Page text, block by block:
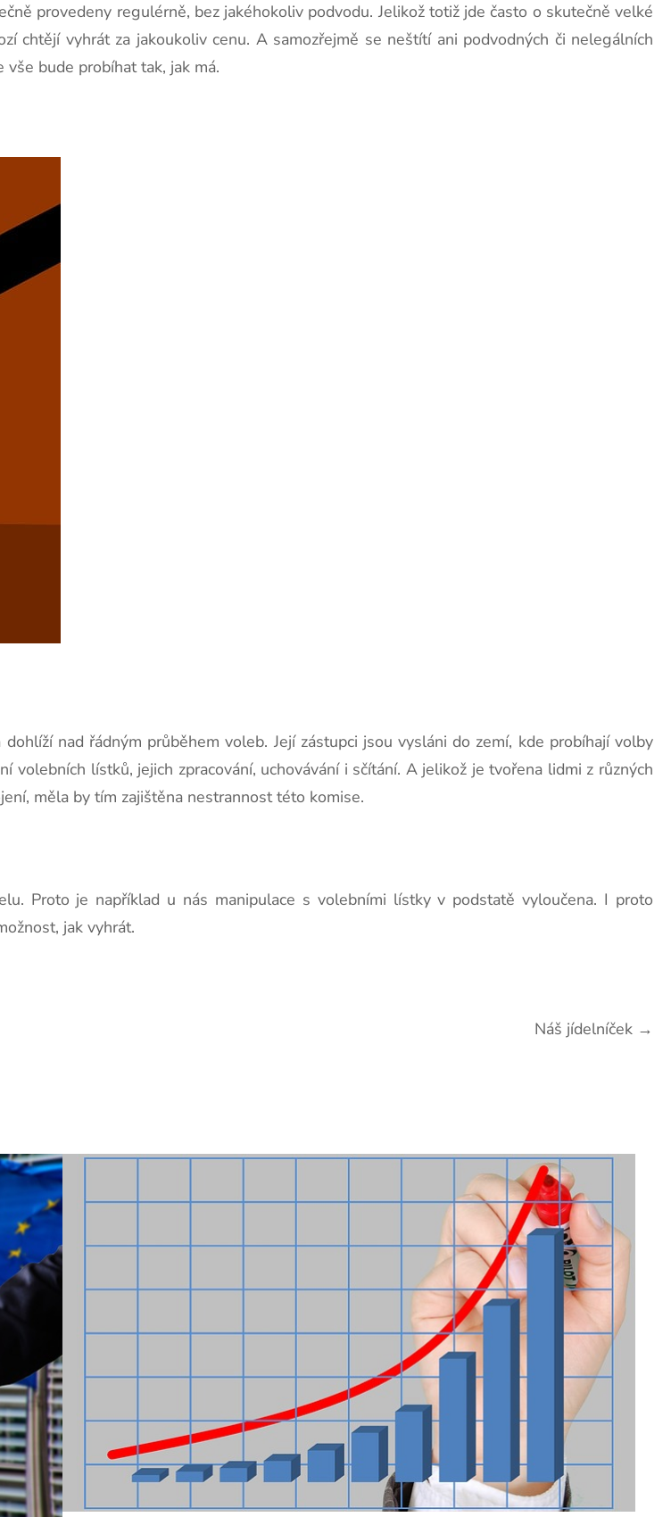
provedeny regulérně, bez jakéhokoliv podvodu. Jelikož totiž jde často o skutečně velké
chtějí vyhrát za jakoukoliv cenu. A samozřejmě se neštítí ani podvodných či nelegálních
bude probíhat tak, jak má.
nad řádným průběhem voleb. Její zástupci jsou vysláni do zemí, kde probíhají volby
lístků, jejich zpracování, uchovávání i sčítání. A jelikož je tvořena lidmi z různých
měla by tím zajištěna nestrannost této komise.
Proto je například u nás manipulace s volebními lístky v podstatě vyloučena. I proto
jak vyhrát.
Náš jídelníček →